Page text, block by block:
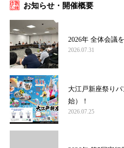
お知らせ・開催概要
2026年 全体会議
2026.07.31
大江戸新座祭り
始）！
2026.07.25